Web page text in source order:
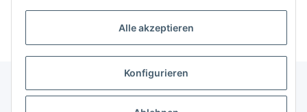
Alle akzeptieren
Konfigurieren